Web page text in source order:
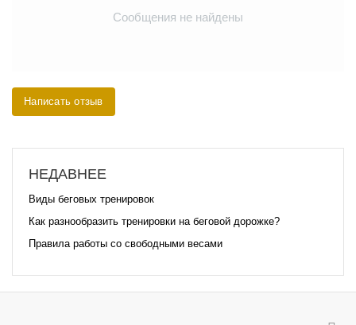
Сообщения не найдены
Написать отзыв
НЕДАВНЕЕ
Виды беговых тренировок
Как разнообразить тренировки на беговой дорожке?
Правила работы со свободными весами